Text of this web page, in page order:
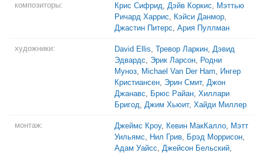
композиторы: Крис Сифрид, Дэйв Коркис, Мэттью
Ричард Харрис, Кэйси Данмор,
Джастин Питерс, Ария Пуллман
художники: David Ellis, Тревор Ларкин, Дэвид
Эдвардс, Эрик Ларсон, Родни
Муноз, Michael Van Der Ham, Ингер
Кристиансен, Эрин Смит, Джон
Джанавс, Брюс Райан, Хиллари
Бригод, Джим Хьюит, Хайди Миллер
монтаж: Джеймс Кроу, Кевин МакКалло, Мэтт
Уильямс, Нил Грив, Брэд Моррисон,
Адам Уайсс, Джейсон Бельский,